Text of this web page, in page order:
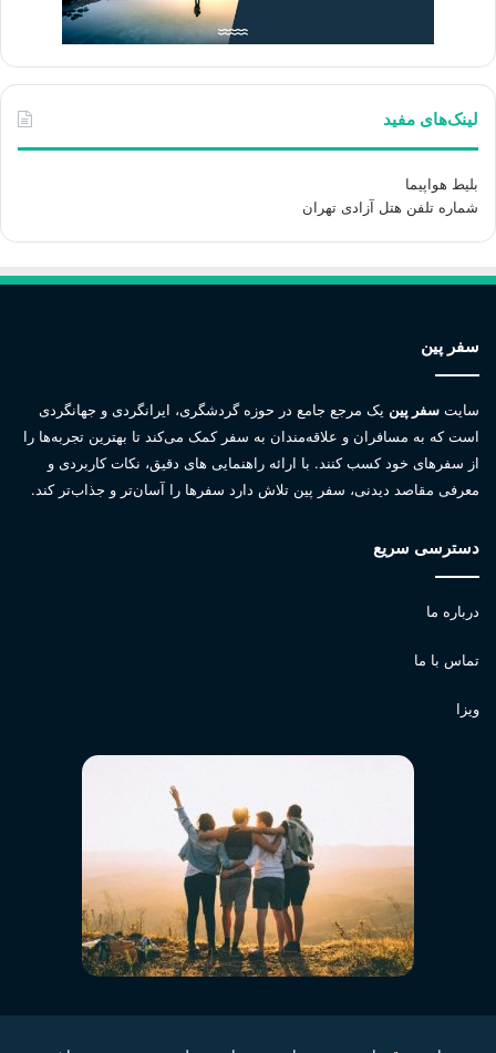
لینک‌های مفید
بلیط هواپیما
شماره تلفن هتل آزادی تهران
سفر پین
سایت سفر پین یک مرجع جامع در حوزه گردشگری، ایرانگردی و جهانگردی
است که به مسافران و علاقه‌مندان به سفر کمک می‌کند تا بهترین تجربه‌ها را
از سفرهای خود کسب کنند. با ارائه راهنمایی های دقیق، نکات کاربردی و
معرفی مقاصد دیدنی، سفر پین تلاش دارد سفرها را آسان‌تر و جذاب‌تر کند.
دسترسی سریع
درباره ما
تماس با ما
ویزا